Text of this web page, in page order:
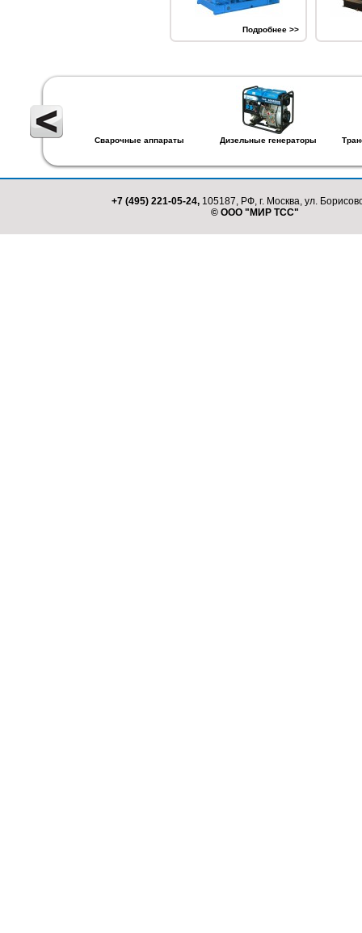
Подробнее >>
Сварочные аппараты Дизельные генераторы
+7 (495) 221-05-24, 105187, РФ, г. Москва, ул.
© ООО "МИР ТСС"